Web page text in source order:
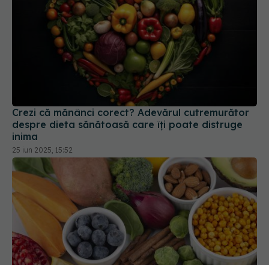
Crezi că mănânci corect? Adevărul cutremurător
despre dieta sănătoasă care îți poate distruge
inima
25 iun 2025, 15:52